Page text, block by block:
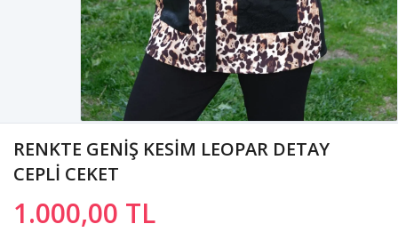
RENKTE GENİŞ KESİM LEOPAR DETAY
CEPLİ CEKET
1.000,00 TL